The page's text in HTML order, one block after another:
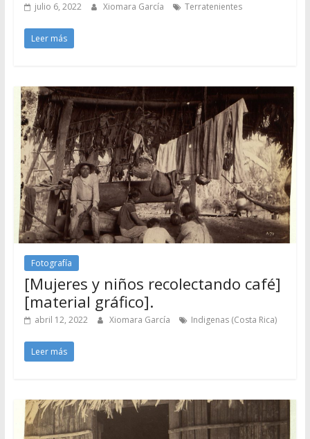
julio 6, 2022 Xiomara García Terratenientes
Leer más
Fotografía
[Mujeres y niños recolectando café]
[material gráfico].
abril 12, 2022 Xiomara García Indigenas (Costa Rica)
Leer más